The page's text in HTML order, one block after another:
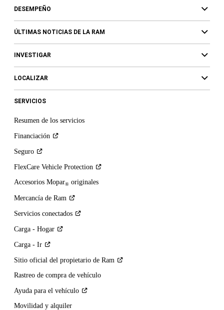
DESEMPEÑO
ÚLTIMAS NOTICIAS DE LA RAM
INVESTIGAR
LOCALIZAR
SERVICIOS
Resumen de los servicios
Financiación
Seguro
FlexCare Vehicle Protection
Accesorios Mopar® originales
Mercancía de Ram
Servicios conectados
Carga - Hogar
Carga - Ir
Sitio oficial del propietario de Ram
Rastreo de compra de vehículo
Ayuda para el vehículo
Movilidad y alquiler